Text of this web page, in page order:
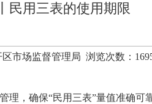
民用三表的使用期限
市场监督管理局 浏览次数：
，确保“民用三表”量值准确